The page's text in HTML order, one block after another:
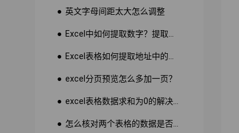
● 英文字母间距太大怎么调整
● excel分页预览怎么多加一页？